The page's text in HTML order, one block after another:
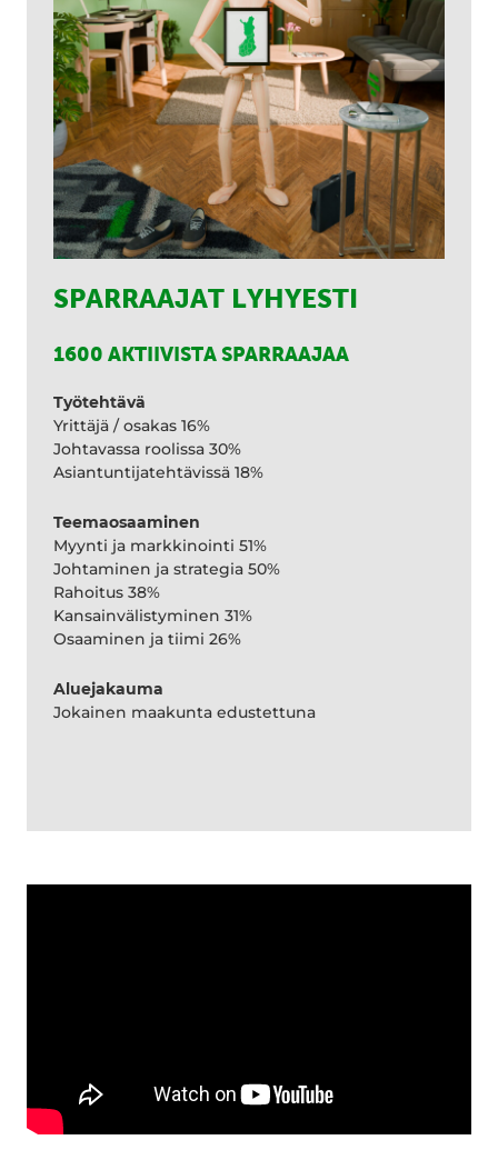
SPARRAAJAT LYHYESTI
1600 AKTIIVISTA SPARRAAJAA
Työtehtävä
Yrittäjä / osakas 16%
Johtavassa roolissa 30%
Asiantuntijatehtävissä 18%
Teemaosaaminen
Myynti ja markkinointi 51%
Johtaminen ja strategia 50%
Rahoitus 38%
Kansainvälistyminen 31%
Osaaminen ja tiimi 26%
Aluejakauma
Jokainen maakunta edustettuna